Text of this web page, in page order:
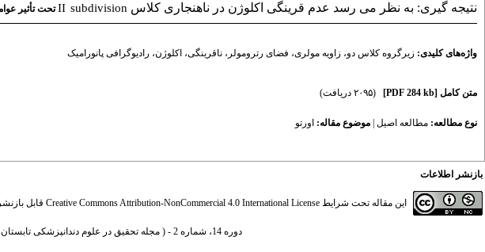
نتیجه گیری: به نظر می رسد عدم قرینگی اکلوژن در ناهنجاری کلاس subdivision
II تحت تأثیر
واژه‌های کلیدی: زیرگروه کلاس دو، زاویه مولری، فضای رترومولر ، ناقرینگی، اکلوژن، رادیوگرافی پانورامیک
متن کامل [PDF 284 kb] (۲۰۹۵ دریافت)
نوع مطالعه: مطالعه اصیل موضوع مقاله: اورتو
بازنشر اطلاعات
این مقاله تحت شرایط Creative Commons Attribution-NonCommercial 4.0 International License قابل
دوره 14، شماره 2 - ( مجله تحقیق در علوم دندانپزشکی تابستان 1396 )